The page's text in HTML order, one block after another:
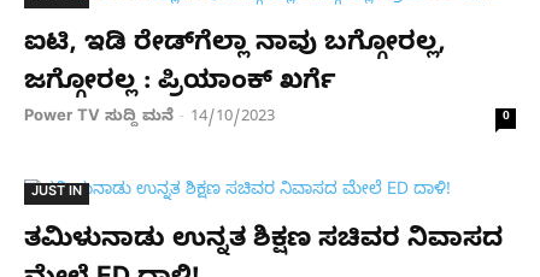
ಐಟಿ, ಇಡಿ ರೇಡ್​ಗೆಲ್ಲಾ ನಾವು ಬಗ್ಗೋರಲ್ಲ,
ಜಗ್ಗೋರಲ್ಲ : ಪ್ರಿಯಾಂಕ್ ಖರ್ಗೆ
Power TV ಸುದ್ದಿ ಮನೆ - 14/10/2023 0
JUST IN
ತಮಿಳುನಾಡು ಉನ್ನತ ಶಿಕ್ಷಣ ಸಚಿವರ ನಿವಾಸದ